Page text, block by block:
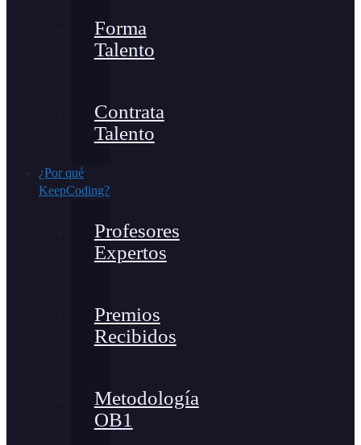
Forma
Talento
Contrata
Talento
¿Por qué
KeepCoding?
Profesores
Expertos
Premios
Recibidos
Metodología
OB1